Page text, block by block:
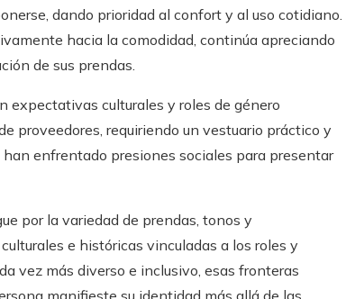
dando prioridad al confort y al uso cotidiano.
hacia la comodidad, continúa apreciando
de sus prendas.
expectativas culturales y roles de género
proveedores, requiriendo un vestuario práctico y
enfrentado presiones sociales para presentar
por la variedad de prendas, tonos y
e históricas vinculadas a los roles y
vez más diverso e inclusivo, esas fronteras